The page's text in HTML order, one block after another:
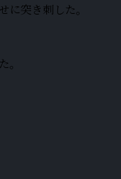
突き刺した。